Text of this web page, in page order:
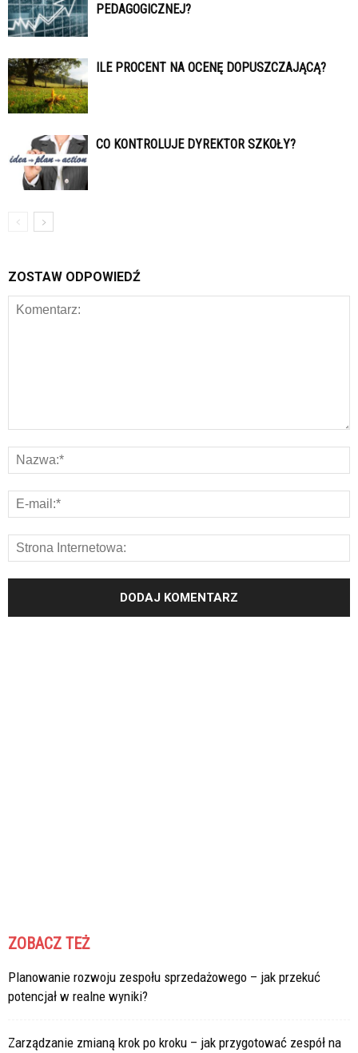
PEDAGOGICZNEJ?
ILE PROCENT NA OCENĘ DOPUSZCZAJĄCĄ?
CO KONTROLUJE DYREKTOR SZKOŁY?
ZOSTAW ODPOWIEDŹ
ZOBACZ TEŻ
Planowanie rozwoju zespołu sprzedażowego – jak przekuć
potencjał w realne wyniki?
Zarządzanie zmianą krok po kroku – jak przygotować zespół na